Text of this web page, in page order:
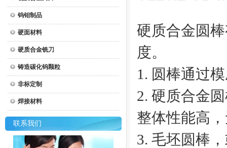
钨钼制品
硬面材料
硬质合金铣刀
铸造碳化钨颗粒
非标定制
焊接材料
联系我们
硬质合金圆
度。
1. 圆棒通过
2. 硬质合金
整体性能高
3. 毛坯圆棒